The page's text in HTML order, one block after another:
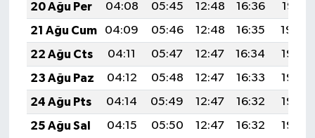
20 Ağu Per
04:08 05:45 12:48 16:36
19:41
21 Ağu Cum
04:09 05:46 12:48 16:35
19:39
22 Ağu Cts
04:11 05:47 12:47 16:34
19:38
23 Ağu Paz
04:12 05:48 12:47 16:33
19:36
24 Ağu Pts
04:14 05:49 12:47 16:32
19:35
25 Ağu Sal
04:15 05:50 12:47 16:32 19:33